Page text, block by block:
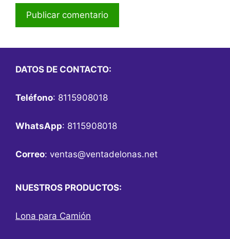
DATOS DE CONTACTO:
Teléfono: 8115908018
WhatsApp: 8115908018
Correo: ventas@ventadelonas.net
NUESTROS PRODUCTOS:
Lona para Camión